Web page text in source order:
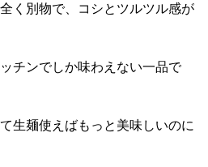
く別物で、コシとツルツル感が
チンでしか味わえない一品で
生麺使えばもっと美味しいのに